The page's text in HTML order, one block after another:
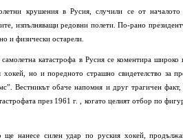
крушения в Русия, случили се от
изпълняващи редовни полети. По-рано
и физически остарели.
катастрофа в Русия се коментира
но и поредното страшно свидетелство за
Вестникът обаче напомня и друг трагичен факт,
през 1961 г. , когато целият отбор по
ще нанесе силен удар по руския хокей,